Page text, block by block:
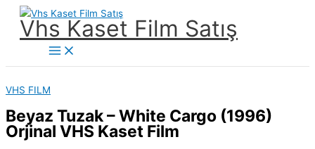
İçeriğe
Vhs Kaset Film Satış
Main
Menu
VHS FILM
Beyaz Tuzak – White Cargo (1996)
Orjinal VHS Kaset Film